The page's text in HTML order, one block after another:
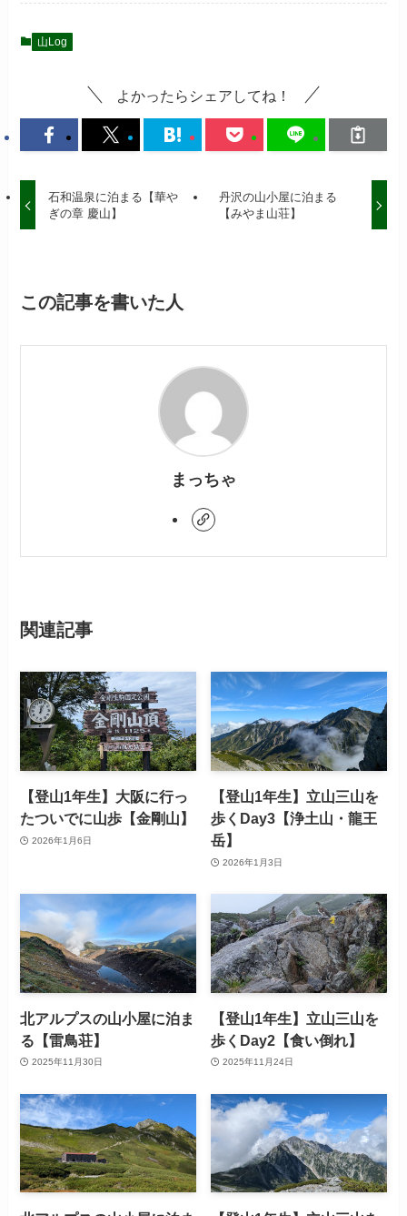
山Log
よかったらシェアしてね！
石和温泉に泊まる【華や
ぎの章 慶山】
丹沢の山小屋に泊まる
【みやま山荘】
この記事を書いた人
まっちゃ
関連記事
【登山1年生】大阪に行っ
たついでに山歩【金剛山】
2026年1月6日
【登山1年生】立山三山を
歩くDay3【浄土山・龍王
岳】
2026年1月3日
北アルプスの山小屋に泊ま
る【雷鳥荘】
2025年11月30日
【登山1年生】立山三山を
歩くDay2【食い倒れ】
2025年11月24日